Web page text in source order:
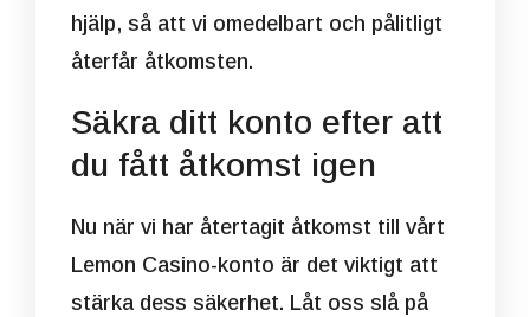
hjälp, så att vi omedelbart och pålitligt
återfår åtkomsten.
Säkra ditt konto efter att
du fått åtkomst igen
Nu när vi har återtagit åtkomst till vårt
Lemon Casino-konto är det viktigt att
stärka dess säkerhet. Låt oss slå på